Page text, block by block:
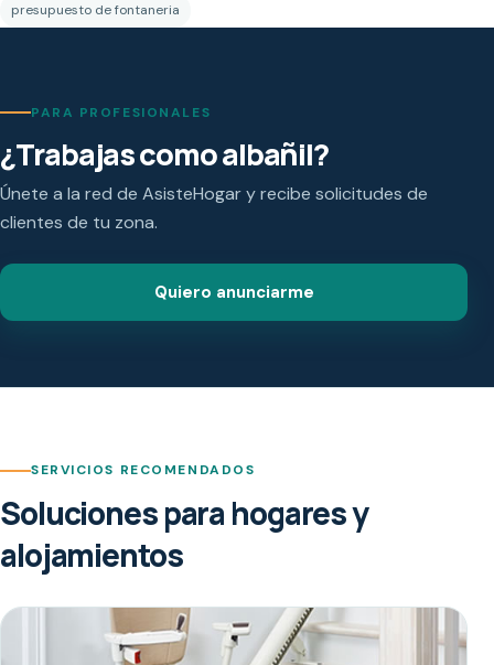
presupuesto de fontaneria
PARA PROFESIONALES
¿Trabajas como albañil?
Únete a la red de AsisteHogar y recibe solicitudes de
clientes de tu zona.
Quiero anunciarme
SERVICIOS RECOMENDADOS
Soluciones para hogares y
alojamientos